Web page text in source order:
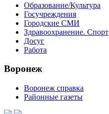
Образование/Культура
Госучреждения
Городские СМИ
Здравоохранение. Спорт
Досуг
Работа
Воронеж
Воронеж справка
Районные газеты